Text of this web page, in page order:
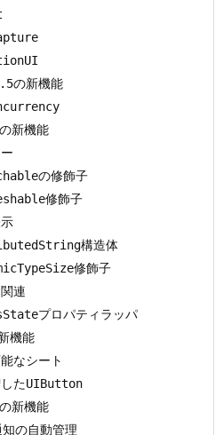
の新機能
新機能
の修飾子
修飾子
構造体
修飾子
連
プロパティラッパ
機能
なシート
たUIButton
新機能
の自動管理